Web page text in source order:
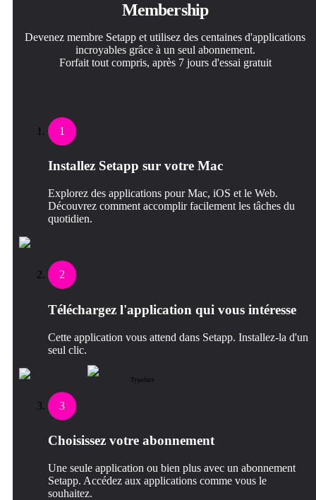
Membership
Devenez membre Setapp et utilisez des centaines d'applications
incroyables grâce à un seul abonnement.
Forfait tout compris, après 7 jours d'essai gratuit
1
Installez Setapp sur votre Mac
Explorez des applications pour Mac, iOS et le Web.
Découvrez comment accomplir facilement les tâches du
quotidien.
2
Téléchargez l'application qui vous intéresse
Cette application vous attend dans Setapp. Installez-la d'un
seul clic.
Typeface
3
Choisissez votre abonnement
Une seule application ou bien plus avec un abonnement
Setapp. Accédez aux applications comme vous le
souhaitez.